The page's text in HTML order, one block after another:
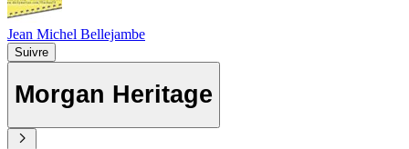
Jean Michel Bellejambe
Suivre
Morgan Heritage